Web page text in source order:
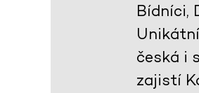
Bídníci,
česká i
zajistí